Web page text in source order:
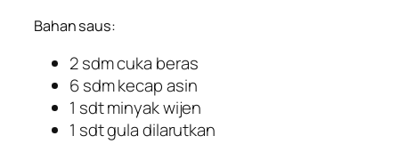
Bahan saus:
2 sdm cuka beras
6 sdm kecap asin
1 sdt minyak wijen
1 sdt gula dilarutkan